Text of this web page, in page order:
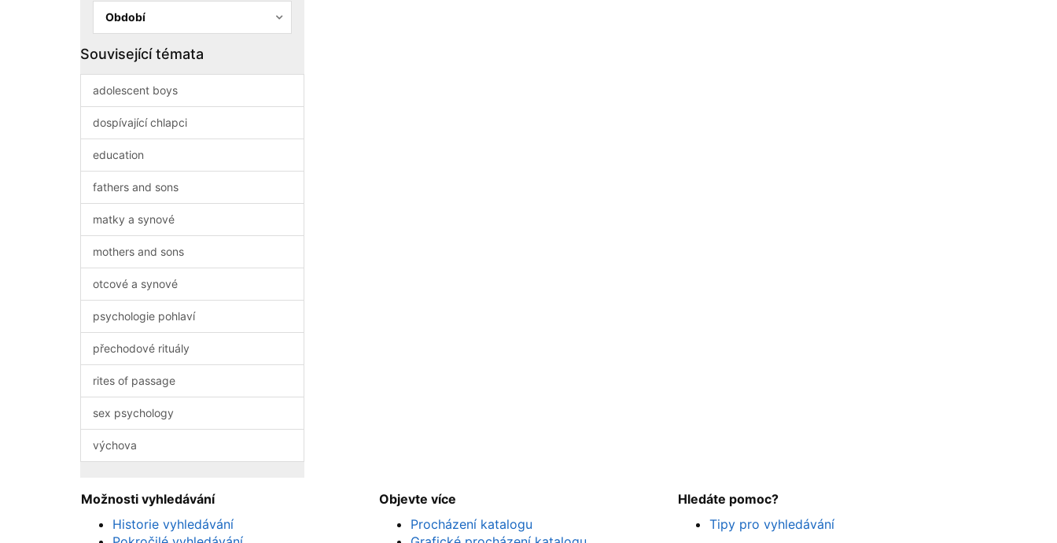
Období
Související témata
adolescent boys
dospívající chlapci
education
fathers and sons
matky a synové
mothers and sons
otcové a synové
psychologie pohlaví
přechodové rituály
rites of passage
sex psychology
výchova
Možnosti vyhledávání
Historie vyhledávání
Objevte více
Procházení katalogu
Hledáte pomoc?
Tipy pro vyhledávání